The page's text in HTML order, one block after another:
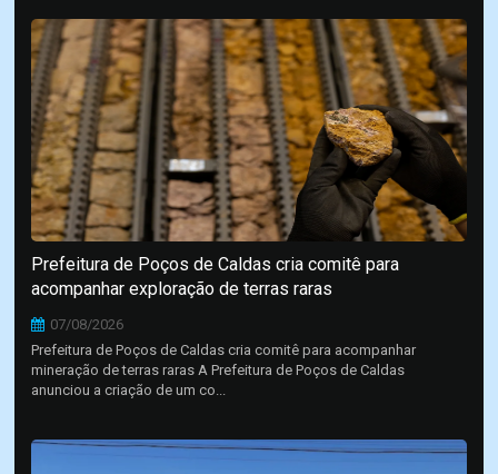
Prefeitura de Poços de Caldas cria comitê para
acompanhar exploração de terras raras
07/08/2026
Prefeitura de Poços de Caldas cria comitê para acompanhar
mineração de terras raras A Prefeitura de Poços de Caldas
anunciou a criação de um co...